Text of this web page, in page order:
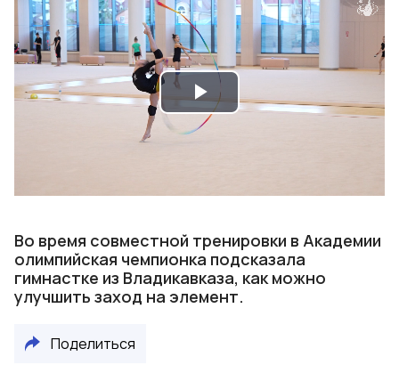
Play
Во время совместной тренировки в Академии
олимпийская чемпионка подсказала
гимнастке из Владикавказа, как можно
улучшить заход на элемент.
Поделиться